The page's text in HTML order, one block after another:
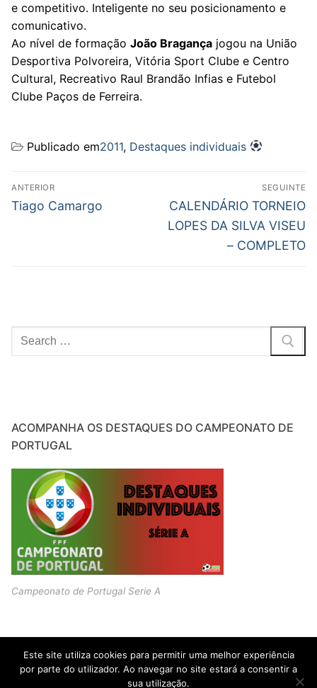
e competitivo. Inteligente no seu posicionamento e
comunicativo.
Ao nível de formação João Bragança jogou na União
Desportiva Polvoreira, Vitória Sport Clube e Centro
Cultural, Recreativo Raul Brandão Infias e Futebol
Clube Paços de Ferreira.
Publicado em2011, Destaques individuais
Navegação
de
ANTERIOR
Previous
Tiago Camargo
SEGUINTE
Next
post:
CALENDÁRIO TORNEIO
LOPES DA SILVA VISEU
– COMPLETO
Pesquisar
por:
ACOMPANHA OS DESTAQUES DO CAMPEONATO DE
PORTUGAL
Campeonato de Portugal Serie A
Copyright © 2026 JOVENS PROMESSAS – Criado por
Este site utiliza cookies para permitir uma melhor experiência
por parte do utilizador. Ao navegar no site estará a consentir a
sua utilização.